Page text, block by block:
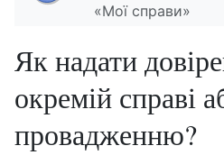
«Мої справи»
Як надати
окремій справі
провадженню?